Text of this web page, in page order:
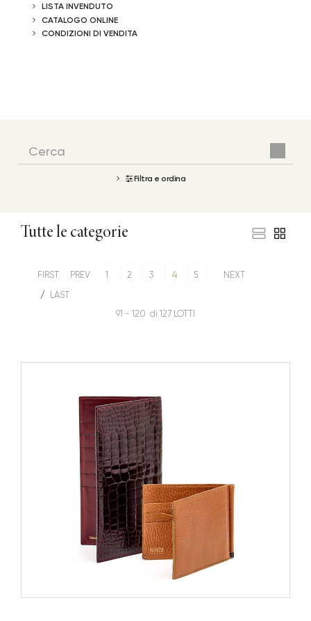
LISTA INVENDUTO
CATALOGO ONLINE
CONDIZIONI DI VENDITA
Filtra e ordina
Tutte le categorie
91 - 120 di 127 LOTTI
FIRST PREV 1 2 3 4 5
NEXT
LAST